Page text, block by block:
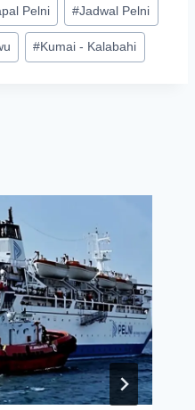
Pelni #Jadwal Pelni
#Kumai - Kalabahi